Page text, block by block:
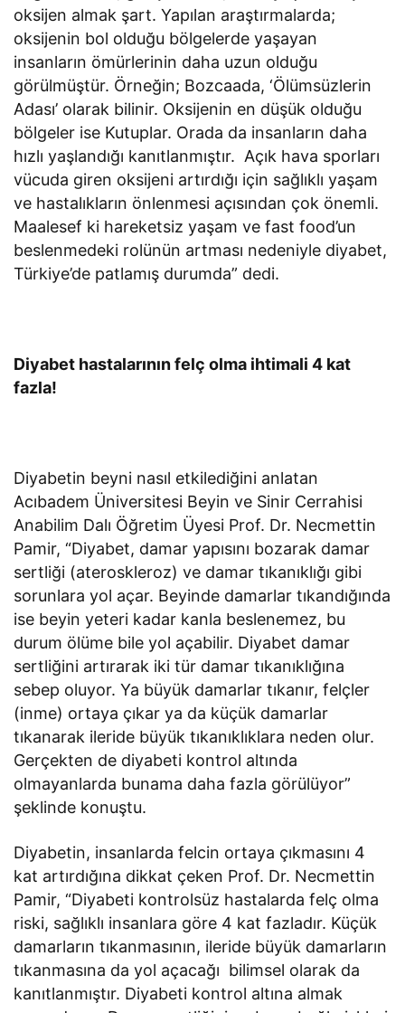
oksijen almak şart. Yapılan araştırmalarda;
oksijenin bol olduğu bölgelerde yaşayan
insanların ömürlerinin daha uzun olduğu
görülmüştür. Örneğin; Bozcaada, ‘Ölümsüzlerin
Adası’ olarak bilinir. Oksijenin en düşük olduğu
bölgeler ise Kutuplar. Orada da insanların daha
hızlı yaşlandığı kanıtlanmıştır. Açık hava sporları
vücuda giren oksijeni artırdığı için sağlıklı yaşam
ve hastalıkların önlenmesi açısından çok önemli.
Maalesef ki hareketsiz yaşam ve fast food’un
beslenmedeki rolünün artması nedeniyle diyabet,
Türkiye’de patlamış durumda” dedi.
Diyabet hastalarının felç olma ihtimali 4 kat
fazla!
Diyabetin beyni nasıl etkilediğini anlatan
Acıbadem Üniversitesi Beyin ve Sinir Cerrahisi
Anabilim Dalı Öğretim Üyesi Prof. Dr. Necmettin
Pamir, “Diyabet, damar yapısını bozarak damar
sertliği (ateroskleroz) ve damar tıkanıklığı gibi
sorunlara yol açar. Beyinde damarlar tıkandığında
ise beyin yeteri kadar kanla beslenemez, bu
durum ölüme bile yol açabilir. Diyabet damar
sertliğini artırarak iki tür damar tıkanıklığına
sebep oluyor. Ya büyük damarlar tıkanır, felçler
(inme) ortaya çıkar ya da küçük damarlar
tıkanarak ileride büyük tıkanıklıklara neden olur.
Gerçekten de diyabeti kontrol altında
olmayanlarda bunama daha fazla görülüyor”
şeklinde konuştu.
Diyabetin, insanlarda felcin ortaya çıkmasını 4
kat artırdığına dikkat çeken Prof. Dr. Necmettin
Pamir, “Diyabeti kontrolsüz hastalarda felç olma
riski, sağlıklı insanlara göre 4 kat fazladır. Küçük
damarların tıkanmasının, ileride büyük damarların
tıkanmasına da yol açacağı bilimsel olarak da
kanıtlanmıştır. Diyabeti kontrol altına almak